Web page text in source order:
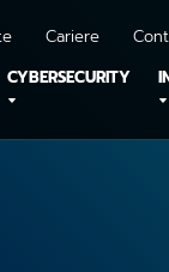
Cariere
CYBERSECURITY